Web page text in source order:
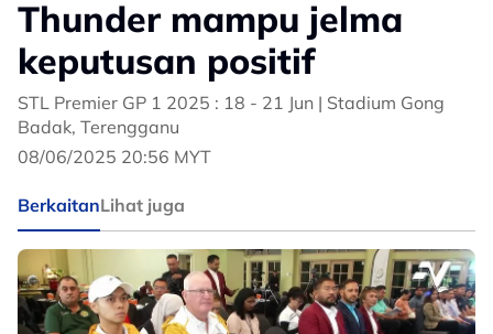
Thunder mampu jelma
keputusan positif
STL Premier GP 1 2025 : 18 - 21 Jun | Stadium Gong
Badak, Terengganu
08/06/2025 20:56 MYT
BerkaitanLihat juga